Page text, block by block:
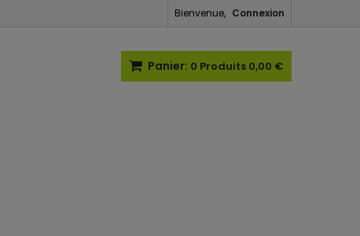
Bienvenue, Connexion
Panier: 0 Produits 0,00 €